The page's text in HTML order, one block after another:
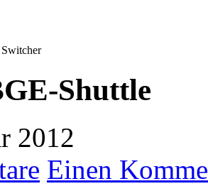
Switcher
Shuttle
2012
Einen